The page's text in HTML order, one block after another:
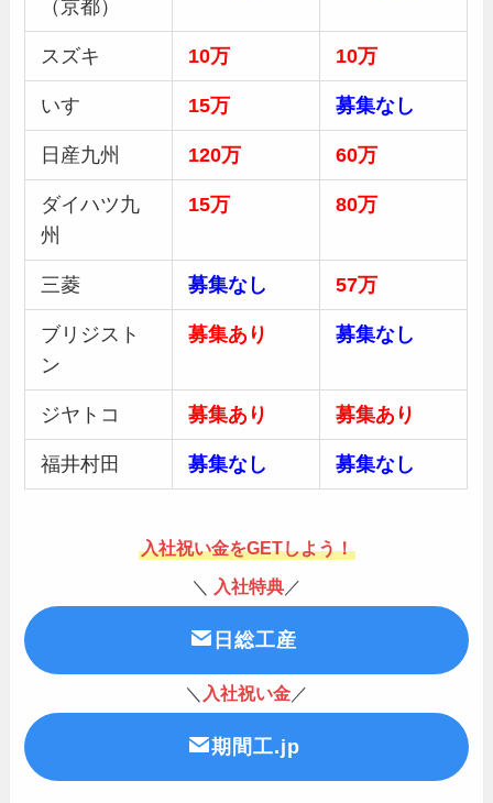
（京都）
スズキ 10万 10万
いすゞ 15万 募集なし
日産九州 120万 60万
ダイハツ九
州
15万 80万
三菱 募集なし 57万
ブリジスト
ン
募集あり 募集なし
ジヤトコ 募集あり 募集あり
福井村田 募集なし 募集なし
入社祝い金をGETしよう！
＼
入社特典 ／
日総工産
＼ 入社祝い金 ／
期間工.jp